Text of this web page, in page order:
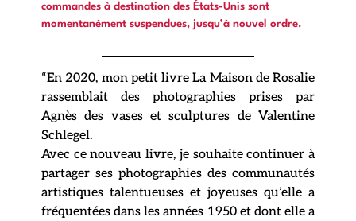
commandes à destination des États-Unis sont
momentanément suspendues, jusqu’à nouvel ordre.
“En 2020, mon petit livre La Maison de Rosalie
rassemblait des photographies prises par
Agnès des vases et sculptures de Valentine
Schlegel.
Avec ce nouveau livre, je souhaite continuer à
partager ses photographies des communautés
artistiques talentueuses et joyeuses qu’elle a
fréquentées dans les années 1950 et dont elle a